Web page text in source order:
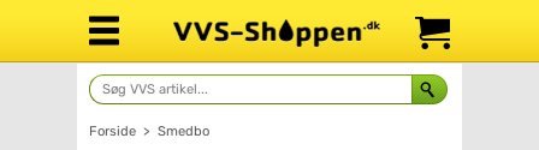
Forside > Smedbo